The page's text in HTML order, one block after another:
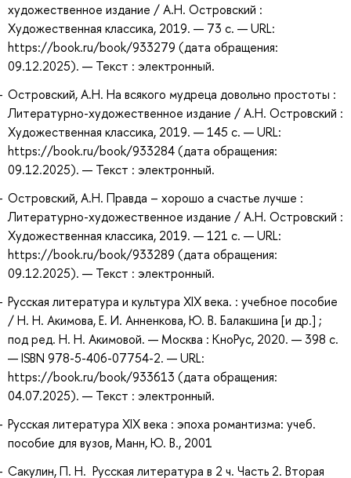
художественное издание / А.Н. Островский :
Художественная классика, 2019. — 73 с. — URL:
https://book.ru/book/933279 (дата обращения:
09.12.2025). — Текст : электронный.
Островский, А.Н. На всякого мудреца довольно простоты :
Литературно-художественное издание / А.Н. Островский :
Художественная классика, 2019. — 145 с. — URL:
https://book.ru/book/933284 (дата обращения:
09.12.2025). — Текст : электронный.
Островский, А.Н. Правда – хорошо а счастье лучше :
Литературно-художественное издание / А.Н. Островский :
Художественная классика, 2019. — 121 с. — URL:
https://book.ru/book/933289 (дата обращения:
09.12.2025). — Текст : электронный.
Русская литература и культура XIX века. : учебное пособие
/ Н. Н. Акимова, Е. И. Анненкова, Ю. В. Балакшина [и др.] ;
под ред. Н. Н. Акимовой. — Москва : КноРус, 2020. — 398 с.
— ISBN 978-5-406-07754-2. — URL:
https://book.ru/book/933613 (дата обращения:
04.07.2025). — Текст : электронный.
Русская литература ХIХ века : эпоха романтизма: учеб.
пособие для вузов, Манн, Ю. В., 2001
Сакулин, П. Н. Русская литература в 2 ч. Часть 2. Вторая